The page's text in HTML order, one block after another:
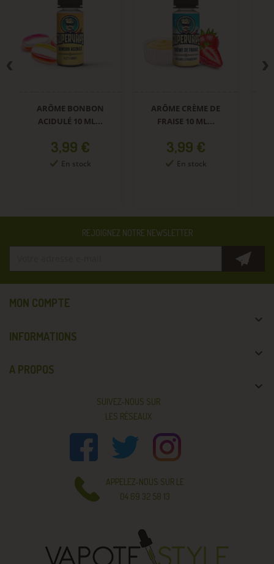
ARÔME BONBON
ACIDULÉ 10 ML...
Prix
3,99 €
En stock
ARÔME CRÈME DE
FRAISE 10 ML...
Prix
3,99 €
En stock
REJOIGNEZ NOTRE NEWSLETTER
MON COMPTE

INFORMATIONS

A PROPOS

SUIVEZ-NOUS SUR
LES RÉSEAUX
APPELEZ-NOUS SUR LE
04 69 32 58 13